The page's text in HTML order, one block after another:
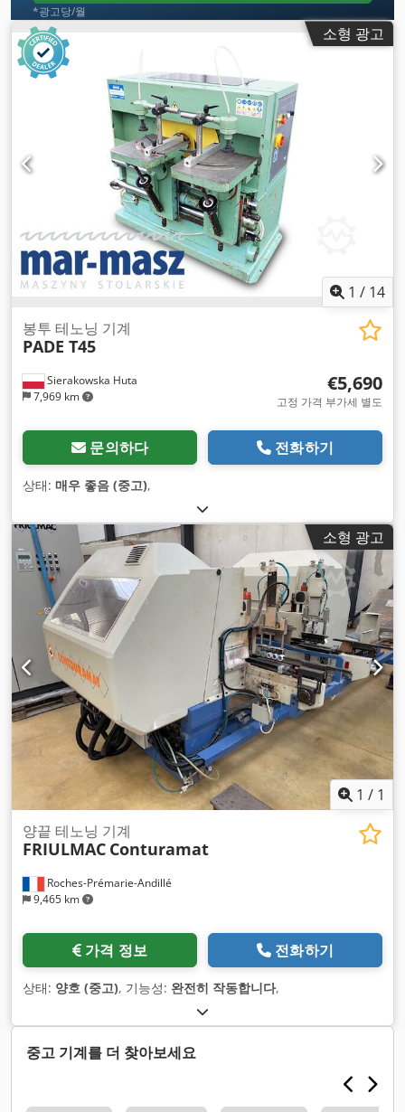
*광고당/월
소형 광고
1 / 14
Sierakowska Huta
7,969 km
봉투 테노닝 기계
PADE T45
€5,690
고정 가격 부가세 별도
문의하다 전화하기
상태: 매우 좋음 (중고),
소형 광고
1 / 1
Roches-Prémarie-Andillé
9,465 km
양끝 테노닝 기계
FRIULMAC Conturamat
가격 정보 전화하기
상태: 양호 (중고), 기능성: 완전히 작동합니다,
중고 기계를 더 찾아보세요